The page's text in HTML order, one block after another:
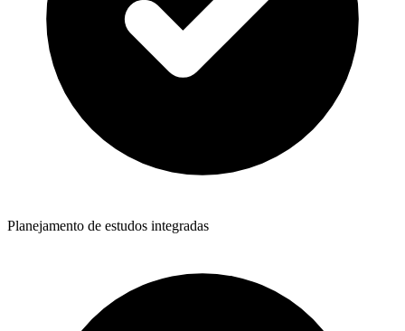
Planejamento de estudos integradas